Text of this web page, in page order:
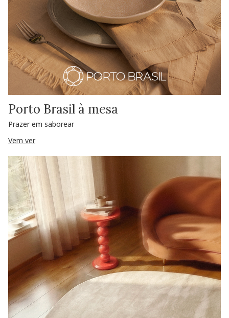
Porto Brasil à mesa
Prazer em saborear
Vem ver